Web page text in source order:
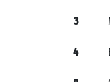
3
4